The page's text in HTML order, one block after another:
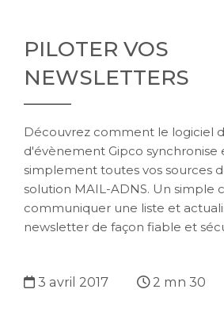
PILOTER VOS
NEWSLETTERS
Découvrez comment le logiciel
d'évènement Gipco synchronise
simplement toutes vos sources
solution MAIL-ADNS. Un simple
communiquer une liste et
newsletter de façon fiable et
3 avril 2017 2 mn 30